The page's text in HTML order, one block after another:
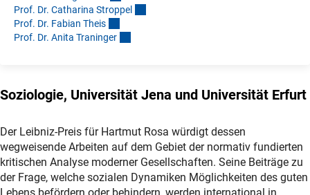
Prof. Dr. Catharina Stroppe
Prof. Dr. Fabian Theis
Prof. Dr. Anita Traninger
Soziologie, Universität Jena und Universität Erfurt
Der Leibniz-Preis für Hartmut Rosa würdigt dessen
wegweisende Arbeiten auf dem Gebiet der normativ fundierten
kritischen Analyse moderner Gesellschaften. Seine Beiträge zu
der Frage, welche sozialen Dynamiken Möglichkeiten des guten